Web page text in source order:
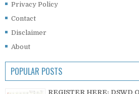
Privacy Policy
Contact
Disclaimer
About
POPULAR POSTS
REGISTER HERE: DSWD